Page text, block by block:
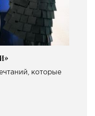
которые